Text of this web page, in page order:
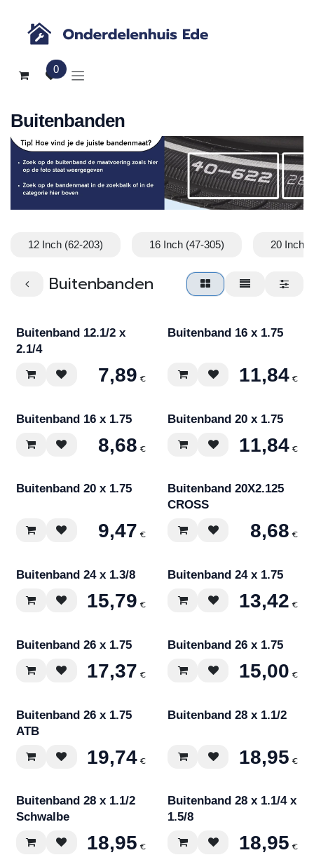
0
Buitenbanden
12 Inch (62-203) 16 Inch (47-305) 20 Inch
Buitenbanden
Buitenband 12.1/2 x
2.1/4
7,89 €
Buitenband 16 x 1.75
11,84€
Buitenband 16 x 1.75
8,68 €
Buitenband 20 x 1.75
11,84€
Buitenband 20 x 1.75
9,47 €
Buitenband 20X2.125
CROSS
8,68 €
Buitenband 24 x 1.3/8
15,79 €
Buitenband 24 x 1.75
13,42 €
Buitenband 26 x 1.75
17,37 €
Buitenband 26 x 1.75
15,00 €
Buitenband 26 x 1.75
ATB
19,74 €
Buitenband 28 x 1.1/2
18,95 €
Buitenband 28 x 1.1/2
Schwalbe
18,95 €
Buitenband 28 x 1.1/4 x
1.5/8
18,95 €